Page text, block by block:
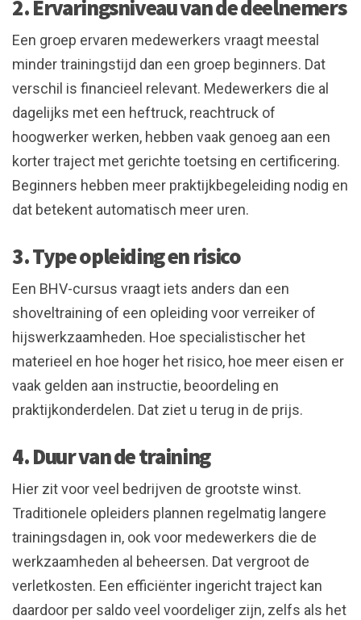
2. Ervaringsniveau van de deelnemers
Een groep ervaren medewerkers vraagt meestal
minder trainingstijd dan een groep beginners. Dat
verschil is financieel relevant. Medewerkers die al
dagelijks met een heftruck, reachtruck of
hoogwerker werken, hebben vaak genoeg aan een
korter traject met gerichte toetsing en certificering.
Beginners hebben meer praktijkbegeleiding nodig en
dat betekent automatisch meer uren.
3. Type opleiding en risico
Een BHV-cursus vraagt iets anders dan een
shoveltraining of een opleiding voor verreiker of
hijswerkzaamheden. Hoe specialistischer het
materieel en hoe hoger het risico, hoe meer eisen er
vaak gelden aan instructie, beoordeling en
praktijkonderdelen. Dat ziet u terug in de prijs.
4. Duur van de training
Hier zit voor veel bedrijven de grootste winst.
Traditionele opleiders plannen regelmatig langere
trainingsdagen in, ook voor medewerkers die de
werkzaamheden al beheersen. Dat vergroot de
verletkosten. Een efficiënter ingericht traject kan
daardoor per saldo veel voordeliger zijn, zelfs als het